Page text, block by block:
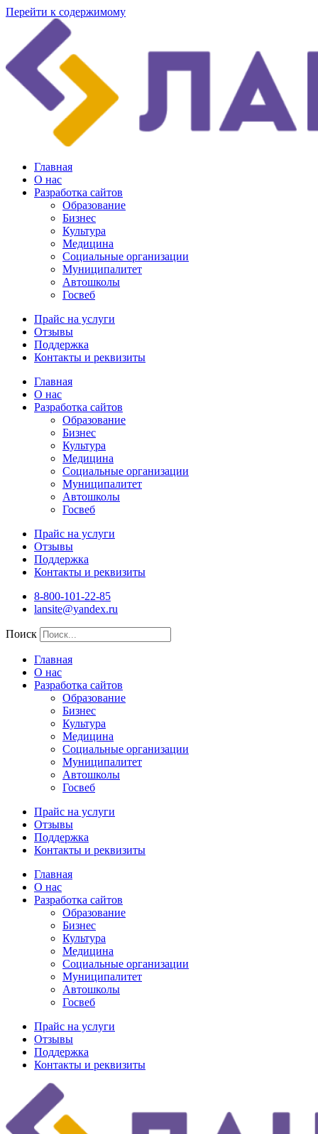
Перейти к содержимому
Главная
О нас
Разработка сайтов
Образование
Бизнес
Культура
Медицина
Социальные организации
Муниципалитет
Автошколы
Госвеб
Прайс на услуги
Отзывы
Поддержка
Контакты и реквизиты
Главная
О нас
Разработка сайтов
Образование
Бизнес
Культура
Медицина
Социальные организации
Муниципалитет
Автошколы
Госвеб
Прайс на услуги
Отзывы
Поддержка
Контакты и реквизиты
8-800-101-22-85
lansite@yandex.ru
Поиск
Главная
О нас
Разработка сайтов
Образование
Бизнес
Культура
Медицина
Социальные организации
Муниципалитет
Автошколы
Госвеб
Прайс на услуги
Отзывы
Поддержка
Контакты и реквизиты
Главная
О нас
Разработка сайтов
Образование
Бизнес
Культура
Медицина
Социальные организации
Муниципалитет
Автошколы
Госвеб
Прайс на услуги
Отзывы
Поддержка
Контакты и реквизиты